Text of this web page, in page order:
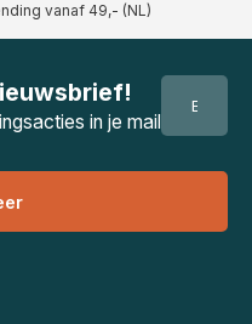
vanaf 49,- (NL)
in je mail